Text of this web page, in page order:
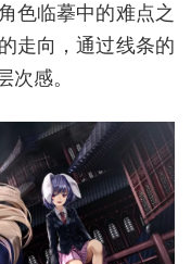
色临摹中的难点之
走向，通过线条的
次感。